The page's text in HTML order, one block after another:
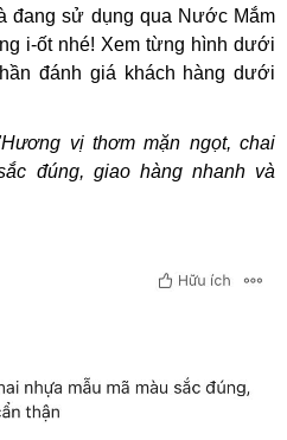
đang sử dụng qua Nước Mắm
i-ốt nhé! Xem từng hình dưới
đánh giá khách hàng dưới
vị thơm mặn ngọt, chai
đúng, giao hàng nhanh và